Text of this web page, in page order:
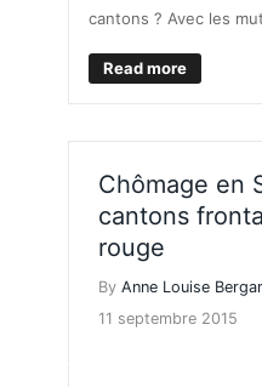
cantons ? Avec les
Read more
Chômage en
cantons
rouge
By Anne Louise
11 septembre 2015